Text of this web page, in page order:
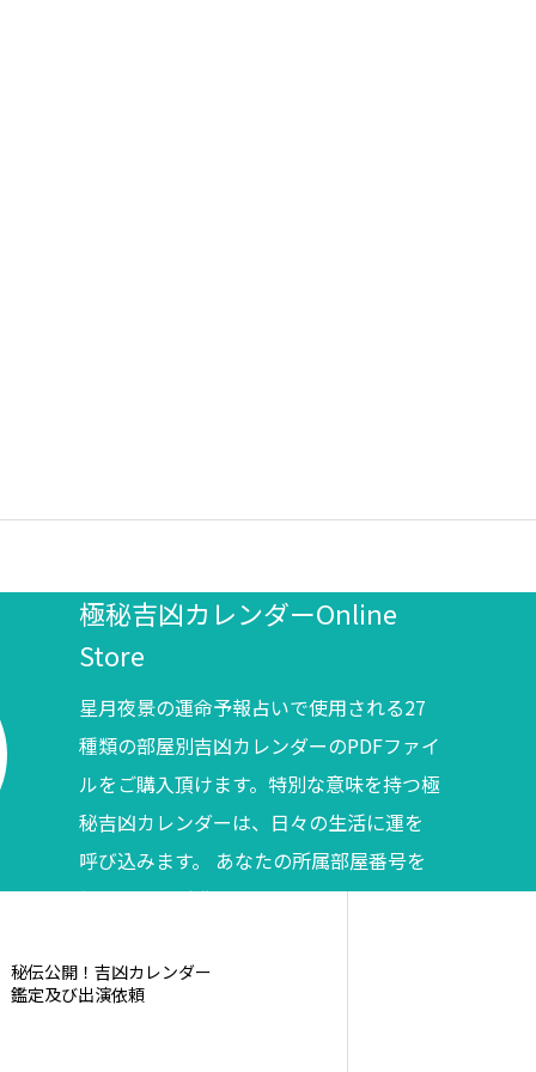
極秘吉凶カレンダーOnline
Store
星月夜景の運命予報占いで使用される27
種類の部屋別吉凶カレンダーのPDFファイ
ルをご購入頂けます。特別な意味を持つ極
秘吉凶カレンダーは、日々の生活に運を
呼び込みます。 あなたの所属部屋番号を
調べてからご購入ください。
秘伝公開！吉凶カレンダー
鑑定及び出演依頼